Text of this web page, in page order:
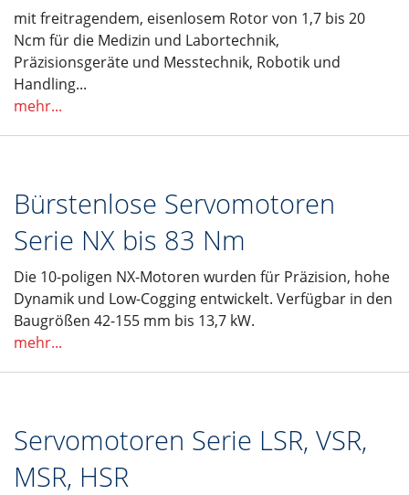
mit freitragendem, eisenlosem Rotor von 1,7 bis 20
Ncm für die Medizin und Labortechnik,
Präzisionsgeräte und Messtechnik, Robotik und
Handling...
mehr...
Bürstenlose Servomotoren
Serie NX bis 83 Nm
Die 10-poligen NX-Motoren wurden für Präzision, hohe
Dynamik und Low-Cogging entwickelt. Verfügbar in den
Baugrößen 42-155 mm bis 13,7 kW.
mehr...
Servomotoren Serie LSR, VSR,
MSR, HSR